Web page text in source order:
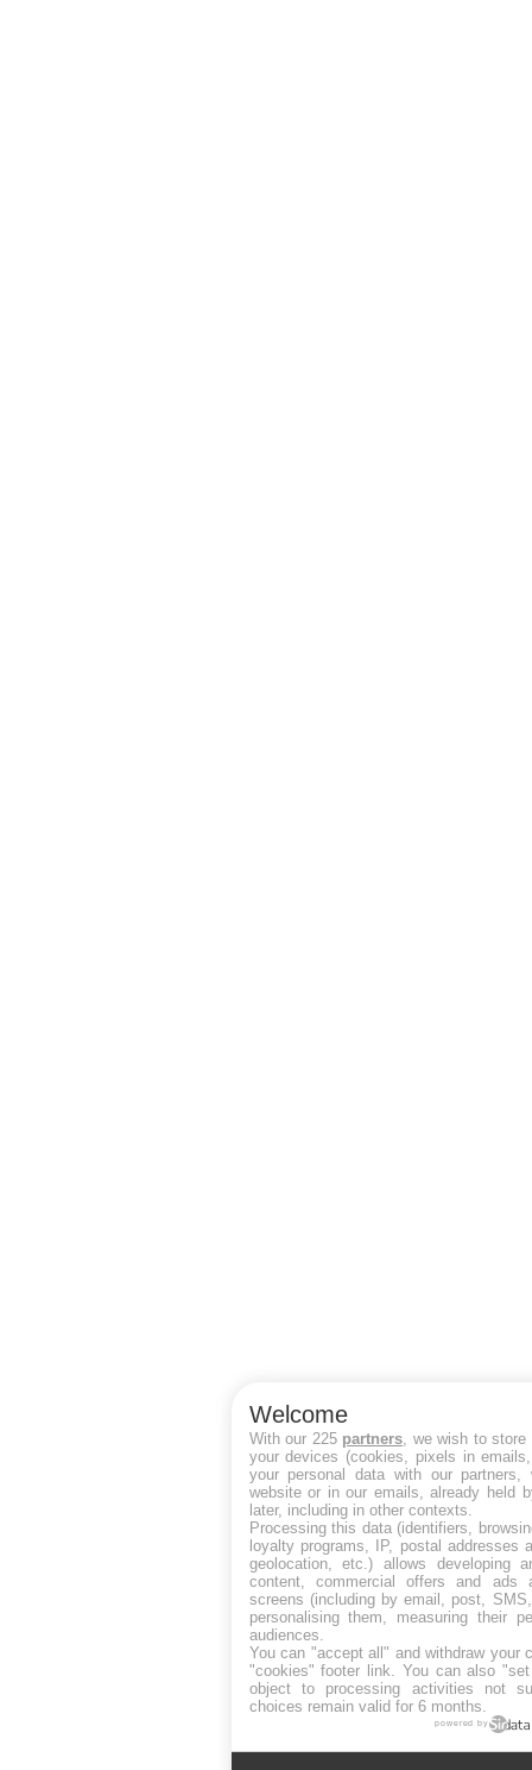
Welcome
With our 225 partners , we wish to
your devices (cookies, pixels in
your personal data with our partners,
website or in our emails, already held
later, including in other contexts.
Processing this data (identifiers,
loyalty programs, IP, postal addresses
geolocation, etc.) allows developing
content, commercial offers and ads
screens (including by email, post,
personalising them, measuring their
audiences.
You can "accept all" and withdraw your
"cookies" footer link . You can also
object to processing activities not
choices remain valid for 6 months.
powered by